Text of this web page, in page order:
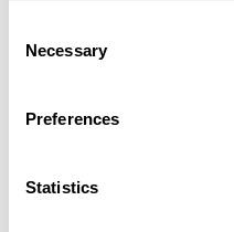
Selection
Necessary
Preferences
Statistics
El
tiempo